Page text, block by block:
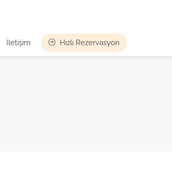
İletişim Hızlı Rezervasyon